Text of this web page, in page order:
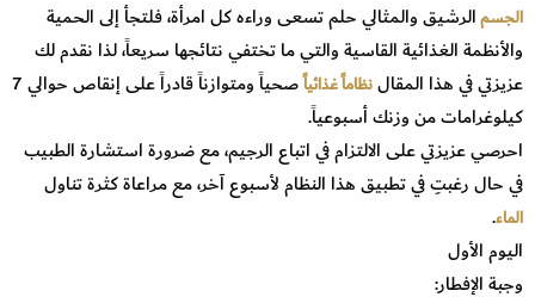
الجسمالرشيق والمثالي حلم تسعى وراءه كل امرأة، فلتجأ إلى الحمية
والأنظمة الغذائية القاسية والتي ما تختفي نتائجها سريعاً، لذا نقدم لك
عزيزتي في هذا المقالنظاماً غذائياً
صحياً ومتوازناً قادراً على إنقاص حوالي 7
كيلوغرامات من وزنك أسبوعياً.
احرصي عزيزتي على الالتزام في اتباع الرجيم، مع ضرورة استشارة الطبيب
في حال رغبتِ في تطبيق هذا النظام لأسبوع آخر، مع مراعاة كثرة تناول
الماء.
اليوم الأول
وجبة الإفطار: